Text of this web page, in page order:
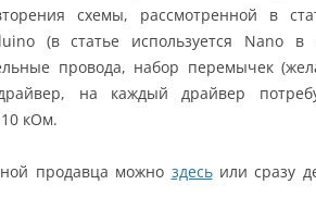
схемы, рассмотренной в
(в статье используется Nano в
провода, набор перемычек
на каждый драйвер
кОм.
продавца можно здесьили сразу